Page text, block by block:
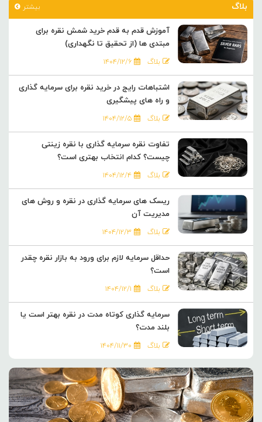
بلاگ بیشتر
آموزش قدم به قدم خرید شمش نقره برای
مبتدی ها (از تحقیق تا نگهداری)
بلاگ ۱۴۰۴/۱۲/۶
اشتباهات رایج در خرید نقره برای سرمایه گذاری
و راه های پیشگیری
بلاگ ۱۴۰۴/۱۲/۵
تفاوت نقره سرمایه گذاری با نقره زینتی
چیست؟ کدام انتخاب بهتری است؟
بلاگ ۱۴۰۴/۱۲/۴
ریسک های سرمایه گذاری در نقره و روش های
مدیریت آن
بلاگ ۱۴۰۴/۱۲/۳
حداقل سرمایه لازم برای ورود به بازار نقره چقدر
است؟
بلاگ ۱۴۰۴/۱۲/۱
سرمایه گذاری کوتاه مدت در نقره بهتر است یا
بلند مدت؟
بلاگ ۱۴۰۴/۱۱/۳۰